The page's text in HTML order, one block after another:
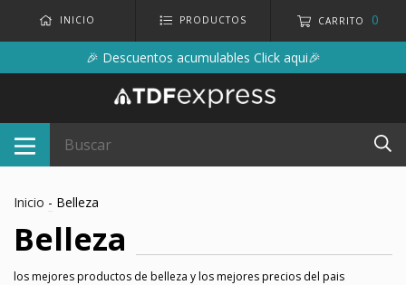
INICIO PRODUCTOS CARRITO 0
🎉 Descuentos acumulables Click aqui🎉
Inicio - Belleza
Belleza
los mejores productos de belleza y los mejores precios del pais